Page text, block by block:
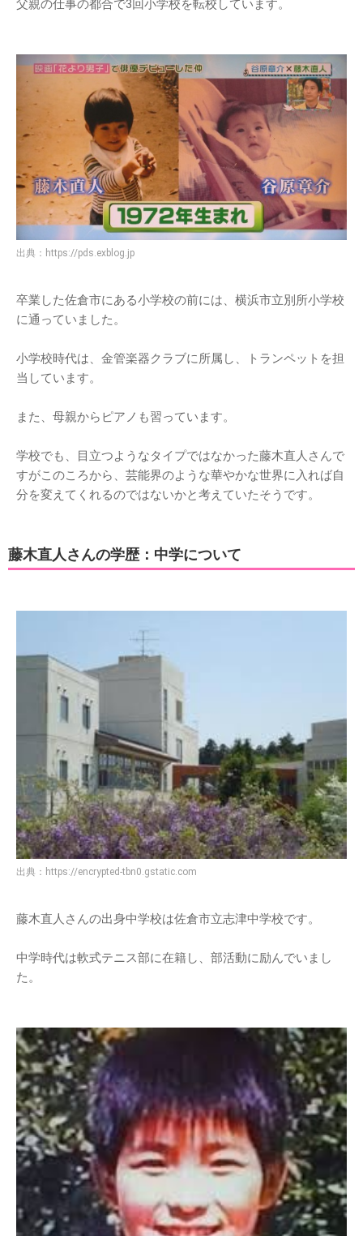
父親の仕事の都合で3回小学校を転校しています。
出典： https://pds.exblog.jp
卒業した佐倉市にある小学校の前には、横浜市立別所小学校
に通っていました。
小学校時代は、金管楽器クラブに所属し、トランペットを担
当しています。
また、母親からピアノも習っています。
学校でも、目立つようなタイプではなかった藤木直人さんで
すがこのころから、芸能界のような華やかな世界に入れば自
分を変えてくれるのではないかと考えていたそうです。
藤木直人さんの学歴：中学について
出典： https://encrypted-tbn0.gstatic.com
藤木直人さんの出身中学校は佐倉市立志津中学校です。
中学時代は軟式テニス部に在籍し、部活動に励んでいまし
た。